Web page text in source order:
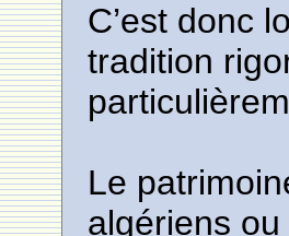
C’est donc
tradition
Le
algériens